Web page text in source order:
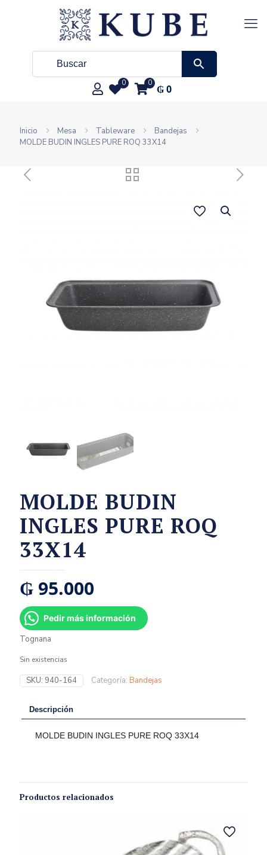
0 0 ₲0
Inicio Mesa Tableware
Bandejas
MOLDE BUDIN INGLES PURE ROQ 33X14
MOLDE BUDIN
INGLES PURE ROQ
33X14
₲ 95.000
Pedir más información
Tognana
Sin existencias
SKU: 940-164 Categoría: Bandejas
Descripción
MOLDE BUDIN INGLES PURE ROQ 33X14
Productos relacionados